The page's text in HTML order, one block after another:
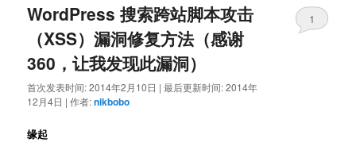
WordPress 搜索跨站脚本攻击
（XSS）漏洞修复方法（感谢
360，让我发现此漏洞）
首次发表时间:2014年2月10日 |最后更新时间:2014年
12月4日 |作者:nikbobo
1
缘起